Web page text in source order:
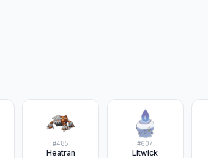
#485
Heatran
#607
Litwick